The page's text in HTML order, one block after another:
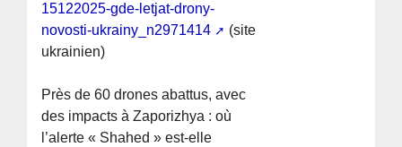
15122025-gde-letjat-drony-
novosti-ukrainy_n2971414
(site
ukrainien)
Près de 60 drones abattus, avec
des impacts à Zaporizhya : où
l’alerte « Shahed » est-elle